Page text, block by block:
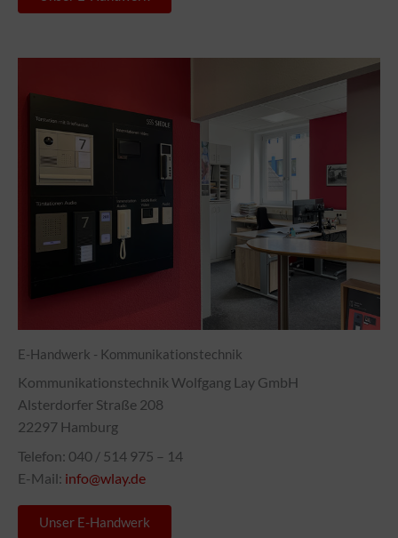
E-Handwerk - Kommunikationstechnik
Kommunikationstechnik Wolfgang Lay GmbH
Alsterdorfer Straße 208
22297 Hamburg
Telefon: 040 / 514 975 – 14
E-Mail: info@wlay.de
Unser E-Handwerk